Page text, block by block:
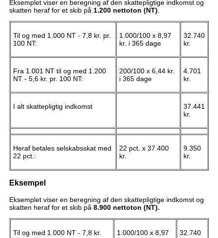
Eksemplet viser en beregning af den skattepligtige indkomst og
skatten heraf for et skib på 1.200 nettoton (NT)
Til og med 1.000 NT - 7,8 kr. pr.
100 NT:
1.000/100 x 8,97
kr. i 365 dage
32.740
kr.
Fra 1.001 NT til og med 1.200
NT - 5,6 kr. pr. 100 NT:
200/100 x 6,44 kr.
i 365 dage
4.701
kr.
I alt skattepligtig indkomst
37.441
kr.
Heraf betales selskabsskat med
22 pct.:
22 pct. x 37.400
kr.
9.350
kr.
Eksempel
Eksemplet viser en beregning af den skattepligtige indkomst og
skatten heraf for et skib på 8.900 nettoton (NT).
Til og med 1.000 NT - 7,8 kr.
1.000/100 x 8,97
32.740